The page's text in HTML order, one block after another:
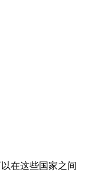
在这些国家之间